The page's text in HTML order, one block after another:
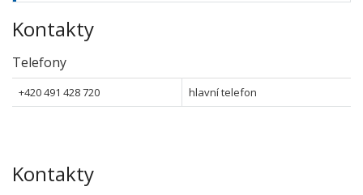
Kontakty
Telefony
+420 491 428 720 hlavní telefon
Kontakty